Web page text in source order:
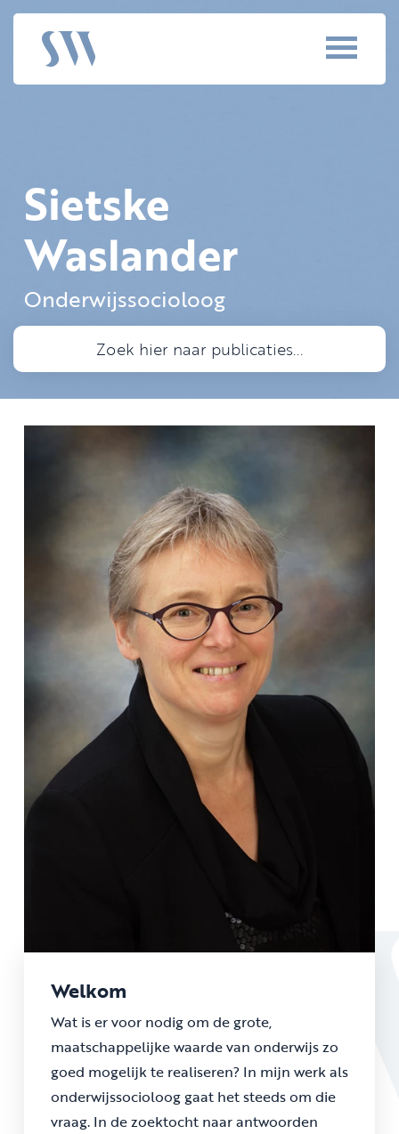
Sietske
Waslander
Onderwijssocioloog
Welkom
Wat is er voor nodig om de grote,
maatschappelijke waarde van onderwijs zo
goed mogelijk te realiseren? In mijn werk als
onderwijssocioloog gaat het steeds om die
vraag. In de zoektocht naar antwoorden